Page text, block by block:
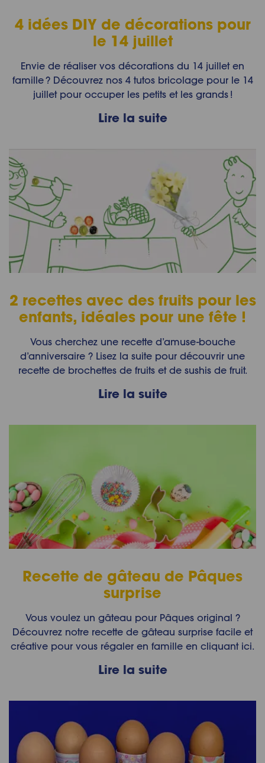
4 idées DIY de décorations pour
le 14 juillet
Envie de réaliser vos décorations du 14 juillet en
famille ? Découvrez nos 4 tutos bricolage pour le 14
juillet pour occuper les petits et les grands !
Lire la suite
2 recettes avec des fruits pour les
enfants, idéales pour une fête !
Vous cherchez une recette d’amuse-bouche
d’anniversaire ? Lisez la suite pour découvrir une
recette de brochettes de fruits et de sushis de fruit.
Lire la suite
Recette de gâteau de Pâques
surprise
Vous voulez un gâteau pour Pâques original ?
Découvrez notre recette de gâteau surprise facile et
créative pour vous régaler en famille en cliquant ici.
Lire la suite